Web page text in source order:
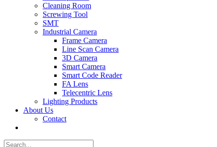
Cleaning Room
Screwing Tool
SMT
Industrial Camera
Frame Camera
Line Scan Camera
3D Camera
Smart Camera
Smart Code Reader
FA Lens
Telecentric Lens
Lighting Products
About Us
Contact
Search